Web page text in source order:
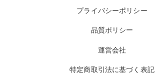
プライバシーポリシー
品質ポリシー
運営会社
特定商取引法に基づく表記